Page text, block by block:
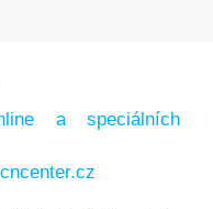
a speciálních